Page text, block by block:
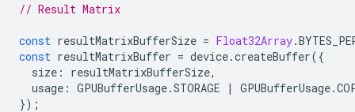
// Result Matrix
const resultMatrixBufferSize = Float32Array.
const resultMatrixBuffer = device.createBuffer({
size : resultMatrixBufferSize,
usage : GPUBufferUsage.STORAGE | GPUBufferUsage.
});